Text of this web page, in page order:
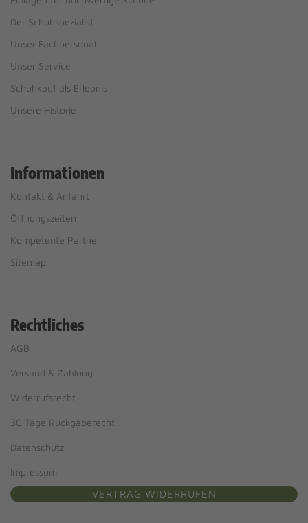
Der Schuhspezialist
Unser Fachpersonal
Unser Service
Schuhkauf als Erlebnis
Unsere Historie
Informationen
Kontakt & Anfahrt
Öffnungszeiten
Kompetente Partner
Sitemap
Rechtliches
AGB
Versand & Zahlung
Widerrufsrecht
30 Tage Rückgaberecht
Datenschutz
Impressum
VERTRAG WIDERRUFEN